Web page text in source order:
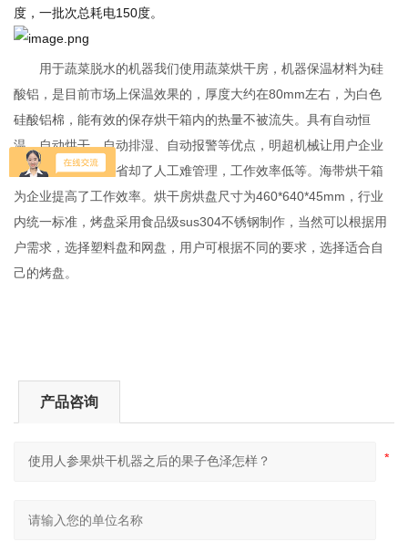
度，一批次总耗电150度。
用于蔬菜脱水的机器我们使用蔬菜烘干房，机器保温材料为硅
酸铝，是目前市场上保温效果的，厚度大约在80mm左右，为白色
硅酸铝棉，能有效的保存烘干箱内的热量不被流失。具有自动恒
温、自动烘干、自动排湿、自动报警等优点，明超机械让用户企业
实现自动化管理，省却了人工难管理，工作效率低等。海带烘干箱
为企业提高了工作效率。烘干房烘盘尺寸为460*640*45mm，行业
内统一标准，烤盘采用食品级sus304不锈钢制作，当然可以根据用
户需求，选择塑料盘和网盘，用户可根据不同的要求，选择适合自
己的烤盘。
产品咨询